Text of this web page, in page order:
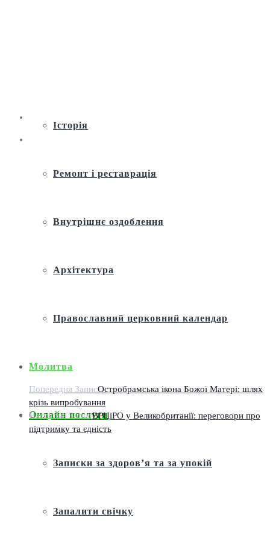
Історія
Ремонт і реставрація
Внутрішнє оздоблення
Архітектура
Православний церковний календар
Молитва
Онлайн послуги
Записки за здоров’я та за упокій
Запалити свічку
Попередня ЗаписОстробрамська ікона Божої Матері: шлях
крізь випробування
Наступна ЗаписВРЦіРО у Великобританії: переговори про
підтримку та єдність